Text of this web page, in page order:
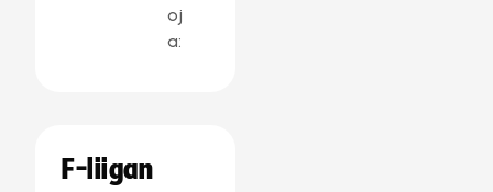
oj
a:
F-liigan